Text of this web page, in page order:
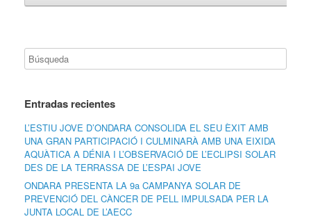
Entradas recientes
L’ESTIU JOVE D’ONDARA CONSOLIDA EL SEU ÈXIT AMB
UNA GRAN PARTICIPACIÓ I CULMINARÀ AMB UNA EIXIDA
AQUÀTICA A DÉNIA I L’OBSERVACIÓ DE L’ECLIPSI SOLAR
DES DE LA TERRASSA DE L’ESPAI JOVE
ONDARA PRESENTA LA 9a CAMPANYA SOLAR DE
PREVENCIÓ DEL CÀNCER DE PELL IMPULSADA PER LA
JUNTA LOCAL DE L’AECC